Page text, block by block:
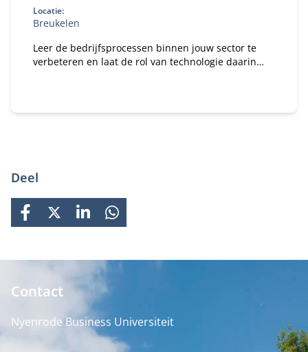
Locatie:
Breukelen
Leer de bedrijfsprocessen binnen jouw sector te
verbeteren en laat de rol van technologie daarin
Deel
FACEBOOK
X LINKEDINWHATSAPP
Contact
Nyenrode Business Universiteit